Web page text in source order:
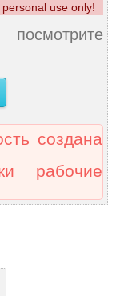
use only!
создана
рабочие